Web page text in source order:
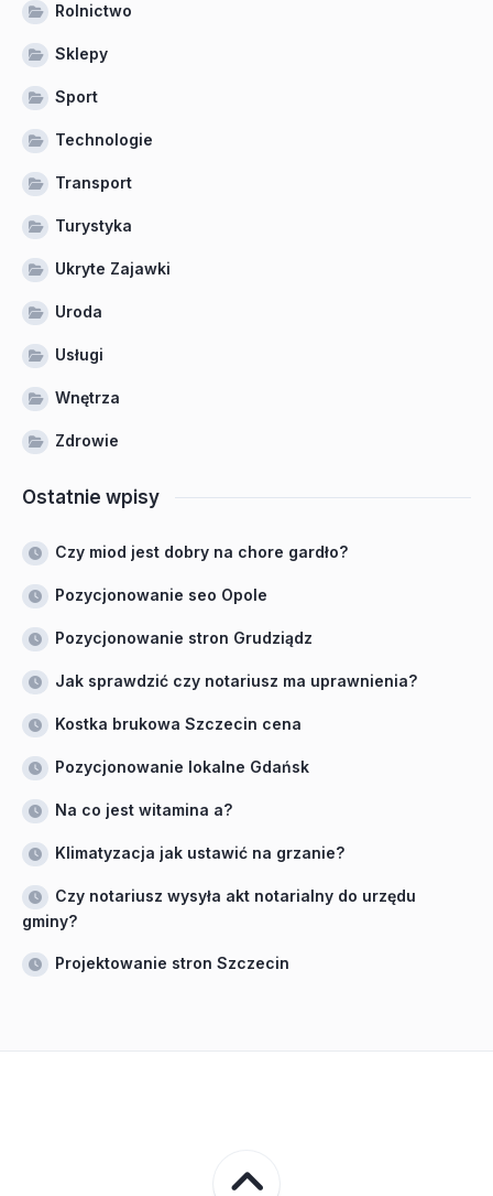
Rolnictwo
Sklepy
Sport
Technologie
Transport
Turystyka
Ukryte Zajawki
Uroda
Usługi
Wnętrza
Zdrowie
Ostatnie wpisy
Czy miod jest dobry na chore gardło?
Pozycjonowanie seo Opole
Pozycjonowanie stron Grudziądz
Jak sprawdzić czy notariusz ma uprawnienia?
Kostka brukowa Szczecin cena
Pozycjonowanie lokalne Gdańsk
Na co jest witamina a?
Klimatyzacja jak ustawić na grzanie?
Czy notariusz wysyła akt notarialny do urzędu
gminy?
Projektowanie stron Szczecin